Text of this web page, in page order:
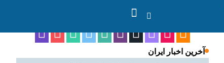
ما را در شبکه های اجتماعی دنبال کنید
آخرین اخبار ایران